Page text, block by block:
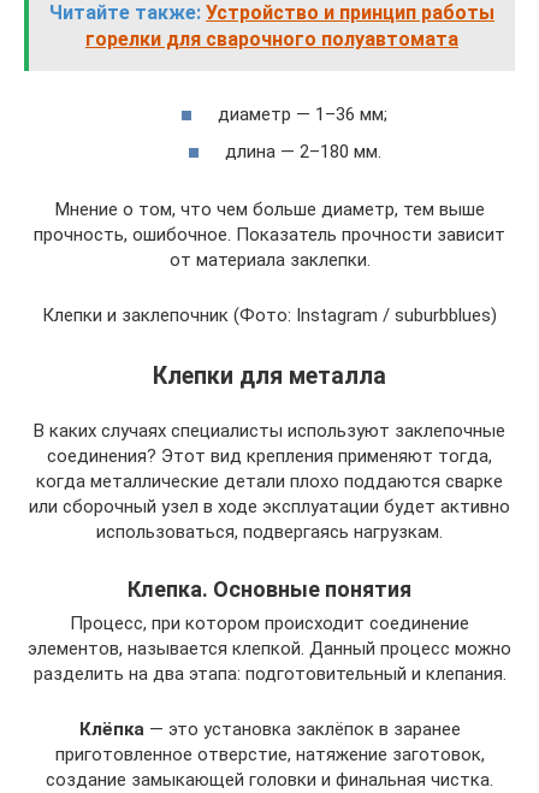
Читайте также: Устройство и принцип работы
горелки для сварочного полуавтомата
диаметр — 1–36 мм;
длина — 2–180 мм.
Мнение о том, что чем больше диаметр, тем выше
прочность, ошибочное. Показатель прочности зависит
от материала заклепки.
Клепки и заклепочник (Фото: Instagram / suburbblues)
Клепки для металла
В каких случаях специалисты используют заклепочные
соединения? Этот вид крепления применяют тогда,
когда металлические детали плохо поддаются сварке
или сборочный узел в ходе эксплуатации будет активно
использоваться, подвергаясь нагрузкам.
Клепка. Основные понятия
Процесс, при котором происходит соединение
элементов, называется клепкой. Данный процесс можно
разделить на два этапа: подготовительный и клепания.
Клёпка— это установка заклёпок в заранее
приготовленное отверстие, натяжение заготовок,
создание замыкающей головки и финальная чистка.